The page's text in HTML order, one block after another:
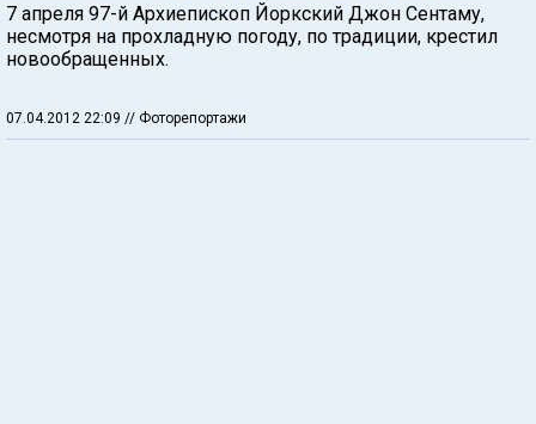
7 апреля 97-й Архиепископ Йоркский Джон Сентаму,
несмотря на прохладную погоду, по традиции, крестил
новообращенных.
07.04.2012 22:09 // Фоторепортажи